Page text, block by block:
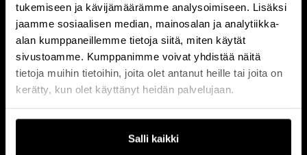
tukemiseen ja kävijämäärämme analysoimiseen. Lisäksi
jaamme sosiaalisen median, mainosalan ja analytiikka-
alan kumppaneillemme tietoja siitä, miten käytät
sivustoamme. Kumppanimme voivat yhdistää näitä
tietoja muihin tietoihin, joita olet antanut heille tai joita on
kerätty, kun olet käyttänyt heidän palvelujaan.
Salli kaikki
CUSTOMERCARE
Keilaranta 1 A, 02150 Espoo
customerservice@professio.fi
Book a call